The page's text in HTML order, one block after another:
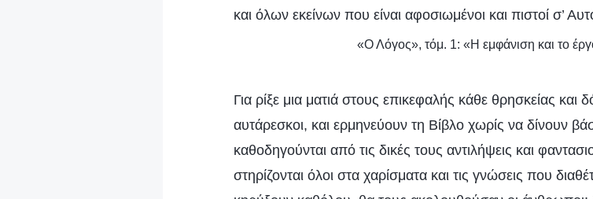
και όλων εκείνων που είναι αφοσιωμένοι και πιστοί σ’
«Ο Λόγος», τόμ. 1: «Η εμφάνιση και το
Για ρίξε μια ματιά στους επικεφαλής κάθε θρησκείας και
αυτάρεσκοι, και ερμηνεύουν τη Βίβλο χωρίς να δίνουν
καθοδηγούνται από τις δικές τους αντιλήψεις και
στηρίζονται όλοι στα χαρίσματα και τις γνώσεις που